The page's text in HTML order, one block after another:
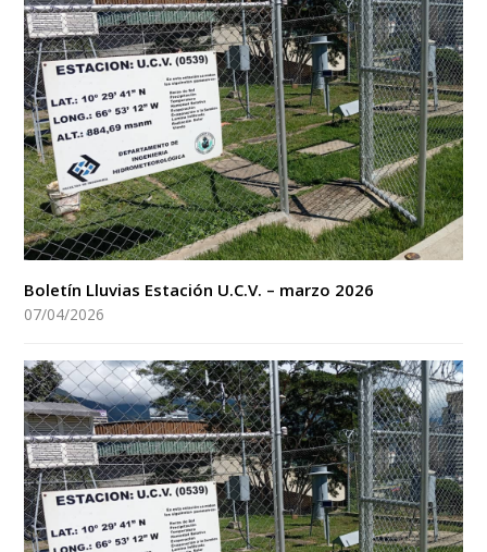
Boletín Lluvias Estación U.C.V. – marzo 2026
07/04/2026